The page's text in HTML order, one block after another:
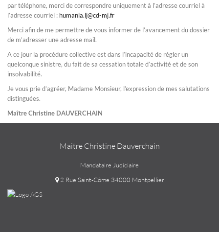
par téléphone, merci de correspondre uniquement à l’adresse courriel à
l’adresse courriel : humania.lj@cd-mj.fr
Merci afin de me permettre de vous informer de l’avancement du dossier
de m’adresser une adresse mail.
A ce jour la procédure collective est dans l’incapacité de régler un
quelconque sinistre, du fait de sa cessation totale d’activité et de son
insolvabilité.
Je vous prie d’agréer, Madame Monsieur, l’expression de mes salutations
distinguées.
Maître Christine DAUVERCHAIN
Maitre Christine Dauverchain
Mandataire Judiciaire
2 Rue Saint-Côme 34000 Montpellier